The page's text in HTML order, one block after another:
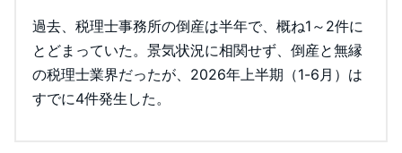
過去、税理士事務所の倒産は半年で、概ね1～2件に
とどまっていた。景気状況に相関せず、倒産と無縁
の税理士業界だったが、2026年上半期（1-6月）は
すでに4件発生した。